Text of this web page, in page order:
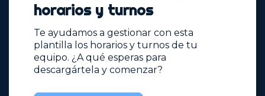
horarios y turnos
Te ayudamos a gestionar con esta
plantilla los horarios y turnos de tu
equipo. ¿A qué esperas para
descargártela y comenzar?